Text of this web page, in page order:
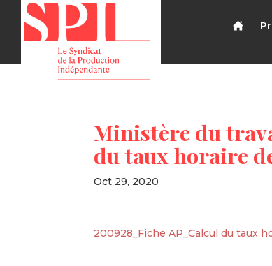
Ministère du
du taux horaire
Oct 29, 2020
200928_Fiche AP_Calcul du taux